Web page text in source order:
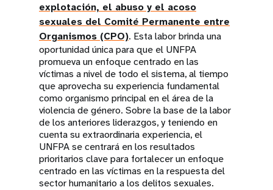
explotación, el abuso y el acoso
sexuales del Comité Permanente entre
Organismos (CPO). Esta labor brinda una
oportunidad única para que el UNFPA
promueva un enfoque centrado en las
víctimas a nivel de todo el sistema, al tiempo
que aprovecha su experiencia fundamental
como organismo principal en el área de la
violencia de género. Sobre la base de la labor
de los anteriores liderazgos, y teniendo en
cuenta su extraordinaria experiencia, el
UNFPA se centrará en los resultados
prioritarios clave para fortalecer un enfoque
centrado en las víctimas en la respuesta del
sector humanitario a los delitos sexuales.